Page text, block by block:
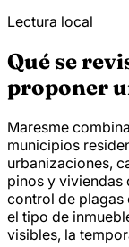
Lectura local
Qué se
proponer
Maresme
municipios
urbanizaciones,
pinos y viviendas
control de plagas
el tipo de
visibles, la